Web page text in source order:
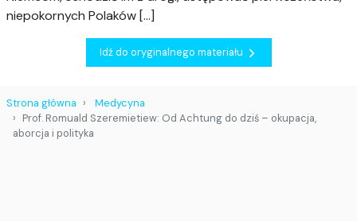
niepokornych Polaków[...]
Idź do oryginalnego materiału
Strona główna
Medycyna
Prof. Romuald Szeremietiew: Od Achtung do dziś – okupacja,
aborcja i polityka